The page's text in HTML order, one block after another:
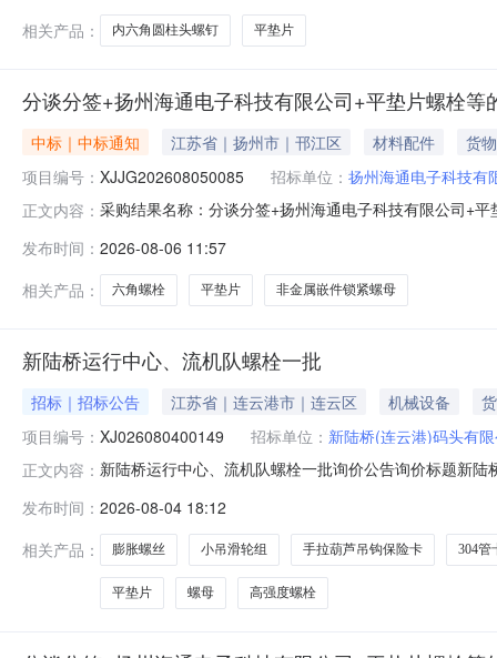
相关产品：
内六角圆柱头螺钉 平垫片
分谈分签+扬州海通电子科技有限公司+平垫片螺栓等
中标｜中标通知 江苏省｜扬州市｜邗江区 材料配件
货物
项目编号： XJJG202608050085 招标单位： 扬州海通电子科技有
正文内容： 采购结果名称：分谈分签+扬州海通电子科技有限公司+
量单位采购数量中标数量成交单价到货日期交货地点1
发布时间： 2026-08-06 11:57
相关产品：
六角螺栓 平垫片 非金属嵌件锁紧螺母
新陆桥运行中心、流机队螺栓一批
招标｜招标公告 江苏省｜连云港市｜连云区 机械设备
项目编号： XJ026080400149 招标单位： 新陆桥(连云港)码头有
正文内容： 新陆桥运行中心、流机队螺栓一批询价公告询价标题新
式账期付款账期三个月是否使用承兑汇票否附件备注注
发布时间： 2026-08-04 18:12
相关产品：
膨胀螺丝 小吊滑轮组 手拉葫芦吊钩保险卡 304管
平垫片 螺母 高强度螺栓